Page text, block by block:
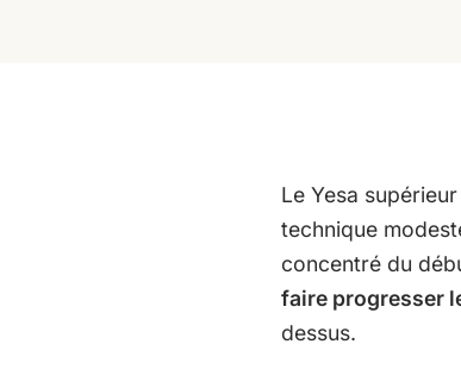
Le Yesa
technique
concentré du
faire progresser
dessus.